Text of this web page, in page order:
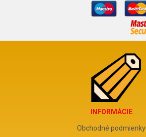
INFORMÁCIE
Obchodné podmienky